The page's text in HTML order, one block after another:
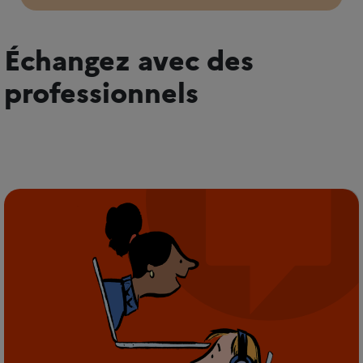
Échangez avec des
professionnels